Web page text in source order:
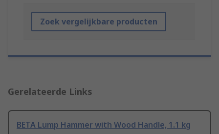
Zoek vergelijkbare producten
Gerelateerde Links
BETA Lump Hammer with Wood Handle, 1.1 kg